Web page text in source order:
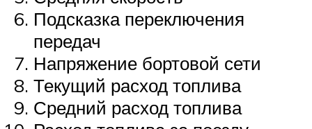
Подсказка переключения
передач
Напряжение бортовой сети
Текущий расход топлива
Средний расход топлива